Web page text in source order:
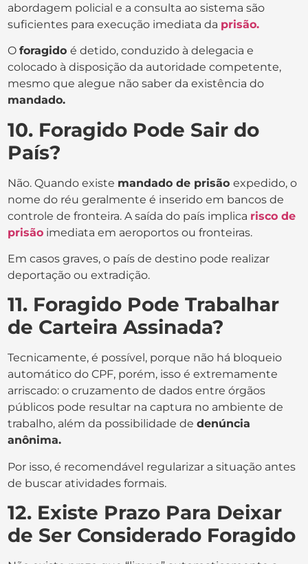
abordagem policial e a consulta ao sistema são
suficientes para execução imediata da prisão.
Oforagidoé detido, conduzido à delegacia e
colocado à disposição da autoridade competente,
mesmo que alegue não saber da existência do
mandado.
10. Foragido Pode Sair do
País?
Não. Quando existe mandado de prisãoexpedido, o
nome do réu geralmente é inserido em bancos de
controle de fronteira. A saída do país implica risco de
prisão imediata em aeroportos ou fronteiras.
Em casos graves, o país de destino pode realizar
deportação ou extradição.
11. Foragido Pode Trabalhar
de Carteira Assinada?
Tecnicamente, é possível, porque não há bloqueio
automático do CPF, porém, isso é extremamente
arriscado: o cruzamento de dados entre órgãos
públicos pode resultar na captura no ambiente de
trabalho, além da possibilidade dedenúncia
anônima.
Por isso, é recomendável regularizar a situação antes
de buscar atividades formais.
12. Existe Prazo Para Deixar
de Ser Considerado Foragido